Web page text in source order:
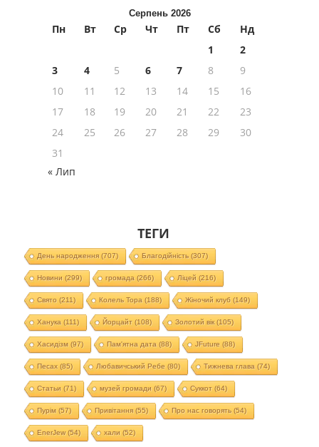
Серпень 2026
Пн Вт Ср Чт Пт Сб
Нд
1
2
3
4 5 6 7 8
9
10
11 12 13 14 15
16
17
18 19 20 21 22
23
24
25 26 27 28 29
30
31
« Лип
ТЕГИ
День народження(707) Благодійність(307)
Новини (299) громада (266) Ліцей (216)
Свято (211) Колель Тора (188) Жіночий клуб (149)
Ханука (111) Йорцайт (108) Золотий вік(105)
Хасидізм (97) Пам'ятна дата (88) JFuture (88)
Песах(85) Любавичський Ребе (80) Тижнева глава (74)
Статьи (71) музей громади (67) Суккот (64)
Пурім (57) Привітання(55) Про нас говорять(54)
EnerJew(54) хали (52)